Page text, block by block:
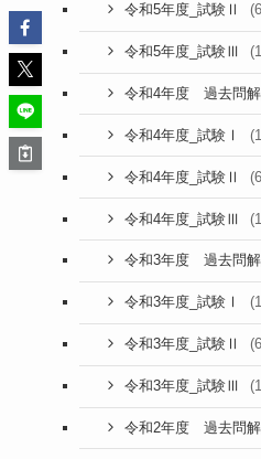
令和5年度_試験Ⅱ
令和5年度_試験Ⅲ
令和4年度 過去問
令和4年度_試験Ⅰ
令和4年度_試験Ⅱ
令和4年度_試験Ⅲ
令和3年度 過去問
令和3年度_試験Ⅰ
令和3年度_試験Ⅱ
令和3年度_試験Ⅲ
令和2年度 過去問